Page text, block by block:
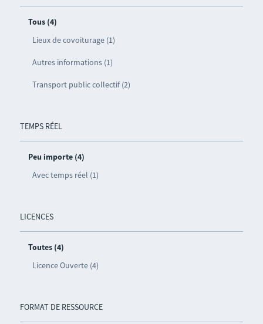
Tous (4)
Lieux de covoiturage (1)
Autres informations (1)
Transport public collectif (2)
TEMPS RÉEL
Peu importe (4)
Avec temps réel (1)
LICENCES
Toutes (4)
Licence Ouverte (4)
FORMAT DE RESSOURCE